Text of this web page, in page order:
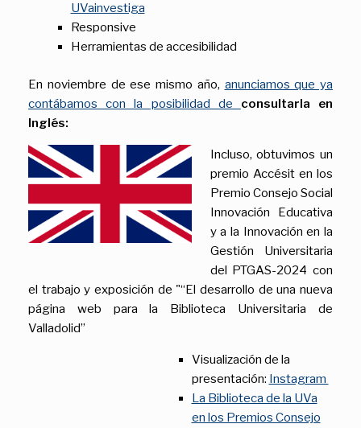
UVainvestiga
Responsive
Herramientas de accesibilidad
En noviembre de ese mismo año, anunciamos que ya
contábamos con la posibilidad de consultarla en
Inglés:
Incluso, obtuvimos un
premio Accésit en los
Premio Consejo Social
Innovación Educativa
y a la Innovación en la
Gestión Universitaria
del PTGAS-2024 con
el trabajo y exposición de "“El desarrollo de una nueva
página web para la Biblioteca Universitaria de
Valladolid”
Visualización de la
presentación: Instagram
La Biblioteca de la UVa
en los Premios Consejo